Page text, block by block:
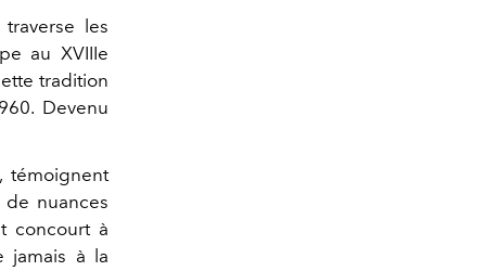
les
au XVIIIe
tradition
Devenu
témoignent
de nuances
concourt à
jamais à la